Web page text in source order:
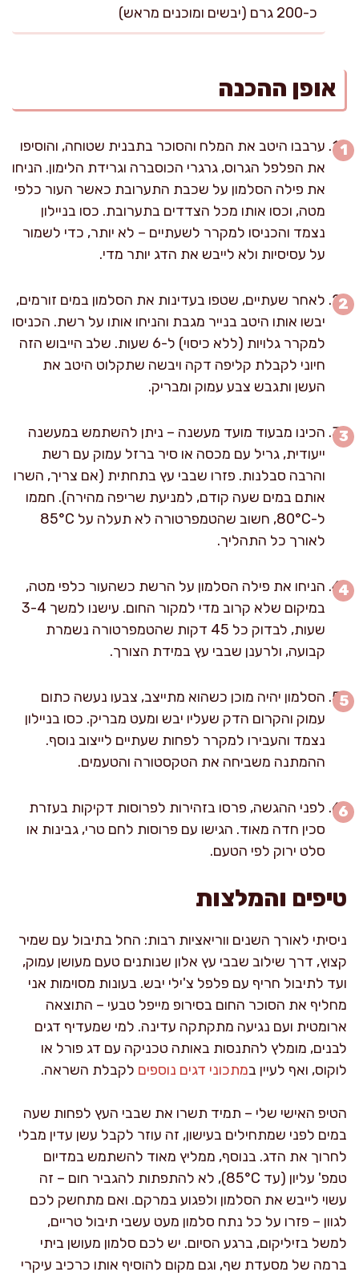
כ-200 גרם (יבשים ומוכנים מראש)
אופן ההכנה
ערבבו היטב את המלח והסוכר בתבנית שטוחה, והוסיפו
את הפלפל הגרוס, גרגרי הכוסברה וגרידת הלימון. הניחו
את פילה הסלמון על שכבת התערובת כאשר העור כלפי
מטה, וכסו אותו מכל הצדדים בתערובת. כסו בניילון
נצמד והכניסו למקרר לשעתיים – לא יותר, כדי לשמור
על עסיסיות ולא לייבש את הדג יותר מדי.
לאחר שעתיים, שטפו בעדינות את הסלמון במים זורמים,
יבשו אותו היטב בנייר מגבת והניחו אותו על רשת. הכניסו
למקרר גלויות (ללא כיסוי) ל-6 שעות. שלב הייבוש הזה
חיוני לקבלת קליפה דקה ויבשה שתקלוט היטב את
העשן ותגבש צבע עמוק ומבריק.
הכינו מבעוד מועד מעשנה – ניתן להשתמש במעשנה
ייעודית, גריל עם מכסה או סיר ברזל עמוק עם רשת
והרבה סבלנות. פזרו שבבי עץ בתחתית (אם צריך, השרו
אותם במים שעה קודם, למניעת שריפה מהירה). חממו
ל-80°C, חשוב שהטמפרטורה לא תעלה על 85°C
לאורך כל התהליך.
הניחו את פילה הסלמון על הרשת כשהעור כלפי מטה,
במיקום שלא קרוב מדי למקור החום. עישנו למשך 3-4
שעות, לבדוק כל 45 דקות שהטמפרטורה נשמרת
קבועה, ולרענן שבבי עץ במידת הצורך.
הסלמון יהיה מוכן כשהוא מתייצב, צבעו נעשה כתום
עמוק והקרום הדק שעליו יבש ומעט מבריק. כסו בניילון
נצמד והעבירו למקרר לפחות שעתיים לייצוב נוסף.
ההמתנה משביחה את הטקסטורה והטעמים.
לפני ההגשה, פרסו בזהירות לפרוסות דקיקות בעזרת
סכין חדה מאוד. הגישו עם פרוסות לחם טרי, גבינות או
סלט ירוק לפי הטעם.
טיפים והמלצות
ניסיתי לאורך השנים ווריאציות רבות: החל בתיבול עם שמיר
קצוץ, דרך שילוב שבבי עץ אלון שנותנים טעם מעושן עמוק,
ועד לתיבול חריף עם פלפל צ'ילי יבש. בעונות מסוימות אני
מחליף את הסוכר החום בסירופ מייפל טבעי – התוצאה
ארומטית ועם נגיעה מתקתקה עדינה. למי שמעדיף דגים
לבנים, מומלץ להתנסות באותה טכניקה עם דג פורל או
לוקוס, ואף לעיין במתכוני דגים נוספים לקבלת השראה.
הטיפ האישי שלי – תמיד תשרו את שבבי העץ לפחות שעה
במים לפני שמתחילים בעישון, זה עוזר לקבל עשן עדין מבלי
לחרוך את הדג. בנוסף, ממליץ מאוד להשתמש במדיום
טמפ' עליון (עד 85°C), לא להתפתות להגביר חום – זה
עשוי לייבש את הסלמון ולפגוע במרקם. ואם מתחשק לכם
לגוון – פזרו על כל נתח סלמון מעט עשבי תיבול טריים,
למשל בזיליקום, ברגע הסיום. יש לכם סלמון מעושן ביתי
ברמה של מסעדת שף, וגם מקום להוסיף אותו כרכיב עיקרי